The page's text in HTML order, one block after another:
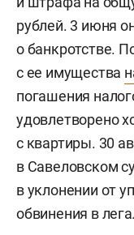
рублей. 3 июня
о банкротстве.
с ее имущества
погашения
удовлетворено
с квартиры. 30
в Савеловском
в уклонении от
обвинения в